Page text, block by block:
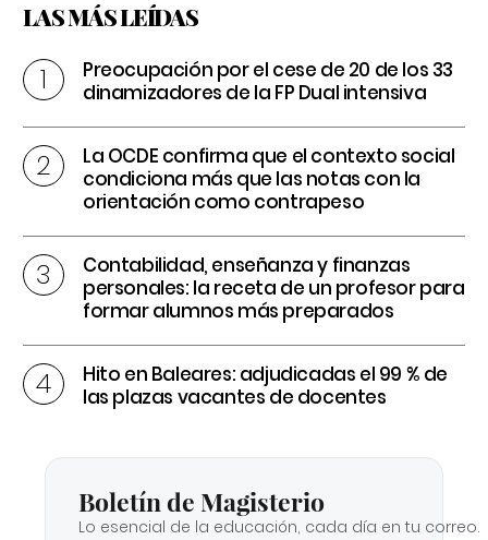
LAS MÁS LEÍDAS
Preocupación por el cese de 20 de los 33
dinamizadores de la FP Dual intensiva
La OCDE confirma que el contexto social
condiciona más que las notas con la
orientación como contrapeso
Contabilidad, enseñanza y finanzas
personales: la receta de un profesor para
formar alumnos más preparados
Hito en Baleares: adjudicadas el 99 % de
las plazas vacantes de docentes
Boletín de Magisterio
Lo esencial de la educación, cada día en tu correo.